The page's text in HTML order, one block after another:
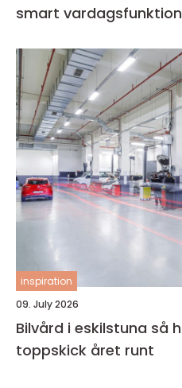
smart vardagsfunktion
inspiration
09. July 2026
Bilvård i eskilstuna så håller du bilen i
toppskick året runt